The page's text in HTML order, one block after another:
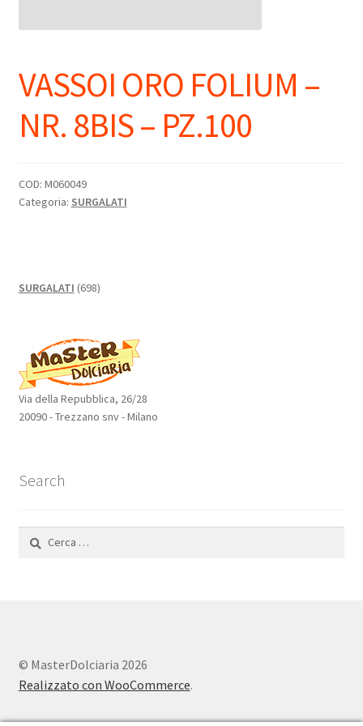
VASSOI ORO FOLIUM –
NR. 8BIS – PZ.100
COD: M060049
Categoria: SURGALATI
SURGALATI 698698
Via della Repubblica, 26/28
20090 - Trezzano snv - Milano
Search
© MasterDolciaria 2026
Realizzato con WooCommerce.